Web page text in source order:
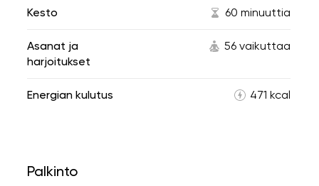
Kesto 60 minuuttia
Asanat ja
harjoitukset
56 vaikuttaa
Energian kulutus 471 kcal
Palkinto